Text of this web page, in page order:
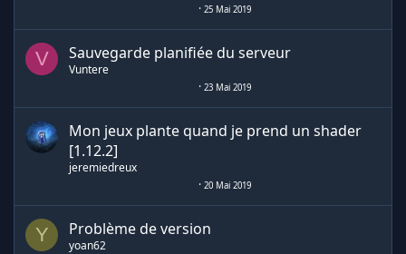
25 Mai 2019
V Sauvegarde planifiée du serveur
Vuntere
23 Mai 2019
Mon jeux plante quand je prend un shader
[1.12.2]
jeremiedreux
20 Mai 2019
Y Problème de version
yoan62